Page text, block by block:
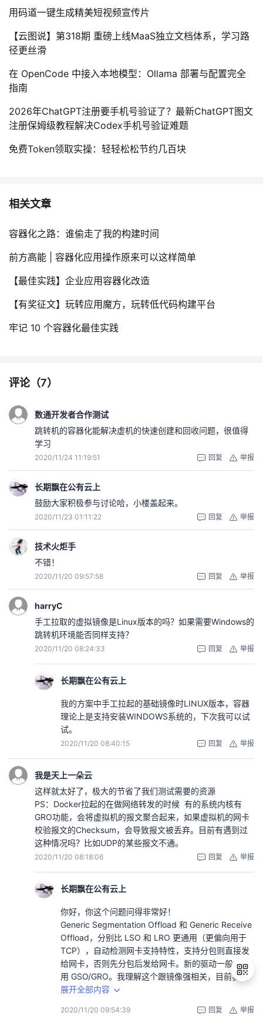
用码道一键生成精美短视频宣传片
【云图说】第318期 重磅上线MaaS独立文档体系，学习路
径更丝滑
在 OpenCode 中接入本地模型：Ollama 部署与配置完全
指南
2026年ChatGPT注册要手机号验证了？最新ChatGPT图文
注册保姆级教程解决Codex手机号验证难题
免费Token领取实操：轻轻松松节约几百块
相关文章
容器化之路：谁偷走了我的构建时间
前方高能 | 容器化应用操作原来可以这样简单
【最佳实践】企业应用容器化改造
【有奖征文】玩转应用魔方，玩转低代码构建平台
牢记 10 个容器化最佳实践
评论（7）
数通开发者合作测试
跳转机的容器化能解决虚机的快速创建和回收问题，很值得
学习
2020/11/24 11:19:51 举报
回复
长期飘在公有云上
鼓励大家积极参与讨论哈，小楼盖起来。
2020/11/23 01:11:22 举报
回复
技术火炬手
不错！
2020/11/20 09:57:58 举报
回复
harryC
手工拉取的虚拟镜像是Linux版本的吗？如果需要Windows的
跳转机环境能否同样支持？
2020/11/20 08:24:33 举报
回复
长期飘在公有云上
我的方案中手工拉起的基础镜像时LINUX版本，容器
理论上是支持安装WINDOWS系统的，下次我可以试
试。
2020/11/20 08:40:15 举报
回复
我是天上一朵云
这样就太好了，极大的节省了我们测试需要的资源
PS：Docker拉起的在做网络转发的时候 有的系统内核有
GRO功能，会将虚拟机的报文聚合起来，如果虚拟机的网卡
校验报文的Checksum，会导致报文被丢弃。目前有遇到过
这种情况吗？比如UDP的某些报文不通。
2020/11/20 08:18:06 举报
回复
长期飘在公有云上
你好，你这个问题问得非常好！
Generic Segmentation Offload 和 Generic Receive
Offload，分别比 LSO 和 LRO 更通用（更偏向用于
TCP），自动检测网卡支持特性，支持分包则直接发
给网卡，否则先分包后发给网卡。新的驱动一般
用 GSO/GRO。我理解这个跟镜像强相关，目前我用
从开源网站上下载的镜像（soff/ubuntu-xfce-vnc）
展开全部内容
2020/11/20 09:54:39 举报
回复